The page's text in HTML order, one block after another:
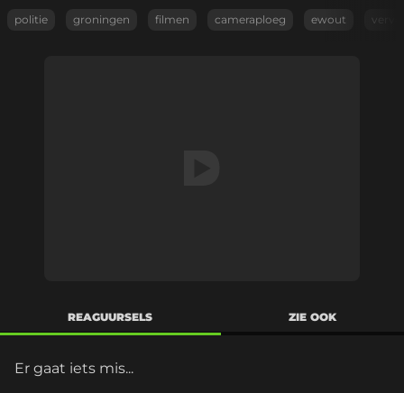
politie groningen filmen cameraploeg ewout
REAGUURSELS ZIE OOK
Er gaat iets mis...